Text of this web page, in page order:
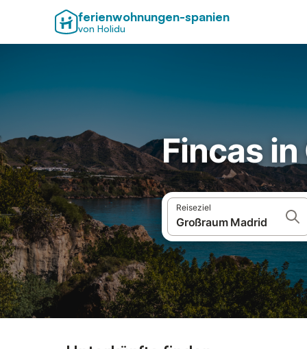
ferienwohnungen-spanien
von Holidu
Fincas
Reiseziel